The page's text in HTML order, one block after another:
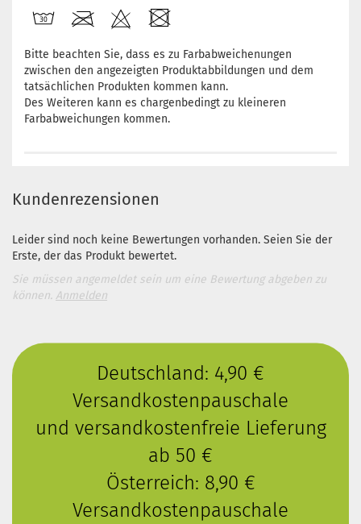
Bitte beachten Sie, dass es zu Farbabweichenungen
zwischen den angezeigten Produktabbildungen und dem
tatsächlichen Produkten kommen kann.
Des Weiteren kann es chargenbedingt zu kleineren
Farbabweichungen kommen.
Kundenrezensionen
Leider sind noch keine Bewertungen vorhanden. Seien Sie der
Erste, der das Produkt bewertet.
Sie müssen angemeldet sein um eine Bewertung abgeben zu
können. Anmelden
Deutschland: 4,90 €
Versandkostenpauschale
und versandkostenfreie Lieferung
ab 50 €
Österreich: 8,90 €
Versandkostenpauschale